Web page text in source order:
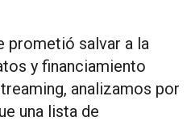
prometió salvar a la
y financiamiento
analizamos por
una lista de